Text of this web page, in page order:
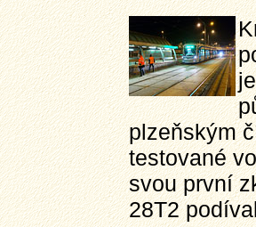
plzeňským
testované
svou první
28T2